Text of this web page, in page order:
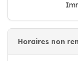
Horaires non